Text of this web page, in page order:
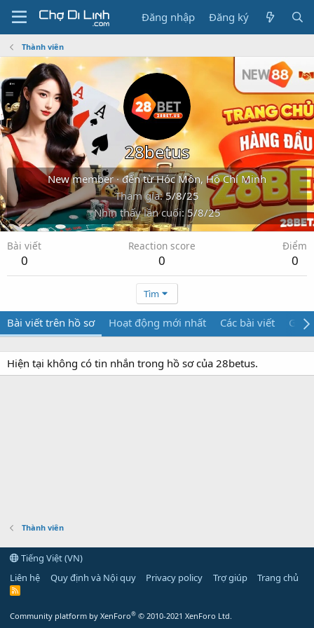
Đăng nhập Đăng ký
Thành viên
28betus
New member · đến từ Hóc Môn, Hồ Chí Minh
Tham gia 5/8/25
Nhìn thấy lần cuối 5/8/25
Bài viết
0
Reaction score
0
Điểm
0
Tìm
Bài viết trên hồ sơ Hoạt động mới nhất Các bài viết Giới
Hiện tại không có tin nhắn trong hồ sơ của 28betus.
Thành viên
Tiếng Việt (VN)
Liên hệ
Quy định và Nội quy Privacy policy Trợ giúp Trang chủ
R
Community platform by XenForo® © 2010-2021 XenForo Ltd.